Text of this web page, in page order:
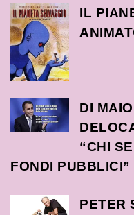
IL
DI
“CHI
FONDI PUBBLICI”
PETER